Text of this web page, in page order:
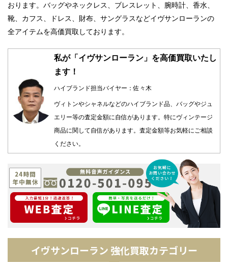
おります。バッグやネックレス、ブレスレット、腕時計、香水、
靴、カフス、ドレス、財布、サングラスなどイヴサンローランの
全アイテムを高価買取しております。
私が「イヴサンローラン」を高価買取いたし
ます！
ハイブランド担当バイヤー：佐々木
ヴィトンやシャネルなどのハイブランド品、バッグやジュ
エリー等の査定金額に自信があります。特にヴィンテージ
商品に関して自信があります。査定金額等お気軽にご相談
ください。
イヴサンローラン 強化買取カテゴリー